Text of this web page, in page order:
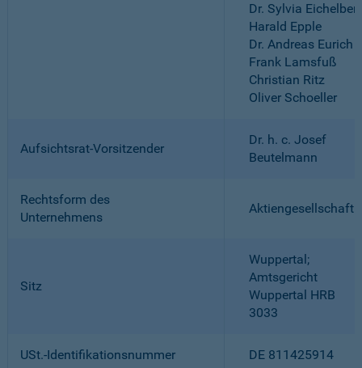
Dr. Sylvia
Harald Epple
Dr. Andreas Eurich
Frank Lamsfuß
Christian Ritz
Oliver Schoeller
Aufsichtsrat-Vorsitzender
Dr. h. c. Josef
Beutelmann
Rechtsform des
Unternehmens
Aktiengesellschaft
Sitz
Wuppertal;
Amtsgericht
Wuppertal HRB
3033
USt.-Identifikationsnummer DE 811425914